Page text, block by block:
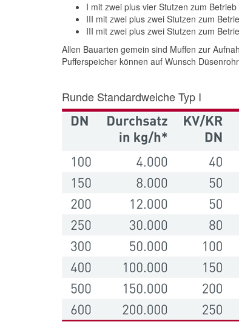
I mit zwei plus vier Stutzen zum
III mit zwei plus zwei Stutzen zum
III mit zwei plus zwei Stutzen zum
Allen Bauarten gemein sind Muffen zur
Pufferspeicher können auf Wunsch
Runde Standardweiche Typ I